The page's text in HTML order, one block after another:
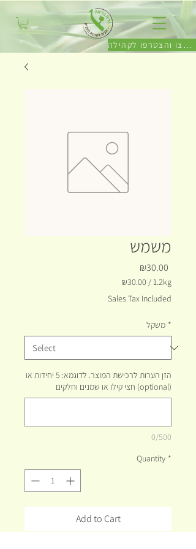
לחצו והצטרפו לקהילה
משמש
₪30.00
₪30.00 /1.2kg
Sales Tax Included
משקל *
הזן הערות לרכישת המוצר. לדוגמא: 5 יחידות או
חצי קילו או שמנים וחלקים (optional)
0/500
Quantity *
Add to Cart